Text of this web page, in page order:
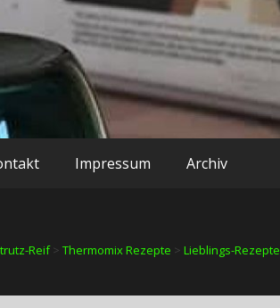
Impressum Archiv
Reif> Thermomix Rezepte > Lieblings-Rezepte